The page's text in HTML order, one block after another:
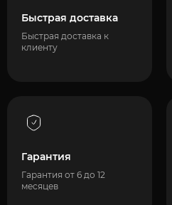
Быстрая доставка
Быстрая доставка к
клиенту
Гарантия
Гарантия от 6 до 12
месяцев